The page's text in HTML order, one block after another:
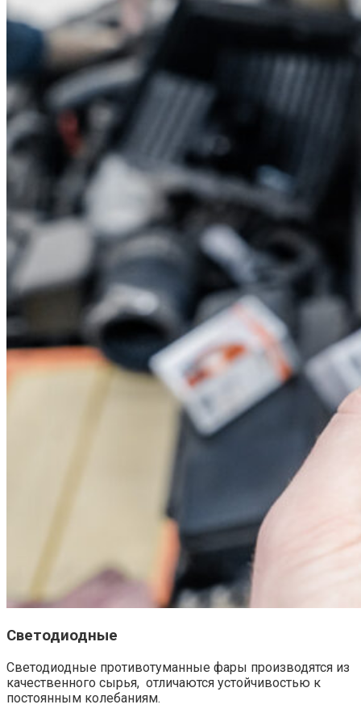
Светодиодные
Светодиодные противотуманные фары производятся из
качественного сырья, отличаются устойчивостью к
постоянным колебаниям.